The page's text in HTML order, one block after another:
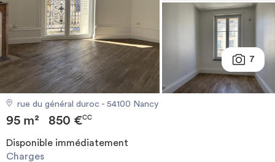
Villes
Investir
Blog
7
rue du général duroc - 54100 Nancy
95 m² 850 €CC
Disponible immédiatement
Charges